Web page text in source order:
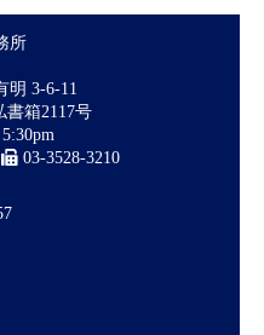
所
3-6-11
書箱2117号
03-3528-3210